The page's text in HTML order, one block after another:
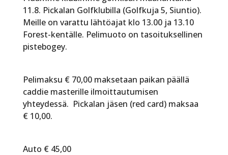
11.8. Pickalan Golfklubilla (Golfkuja 5, Siuntio).
Meille on varattu lähtöajat klo 13.00 ja 13.10
Forest-kentälle. Pelimuoto on tasoituksellinen
pistebogey.
Pelimaksu € 70,00 maksetaan paikan päällä
caddie masterille ilmoittautumisen
yhteydessä. Pickalan jäsen (red card) maksaa
€ 10,00.
Auto € 45,00